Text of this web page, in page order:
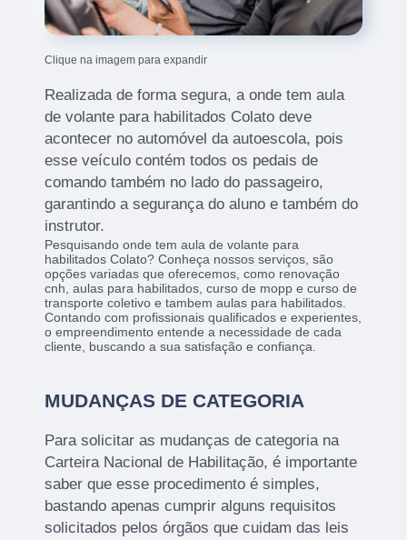
Clique na imagem para expandir
Realizada de forma segura, a onde tem aula
de volante para habilitados Colato deve
acontecer no automóvel da autoescola, pois
esse veículo contém todos os pedais de
comando também no lado do passageiro,
garantindo a segurança do aluno e também do
instrutor.
Pesquisando onde tem aula de volante para
habilitados Colato? Conheça nossos serviços, são
opções variadas que oferecemos, como renovação
cnh, aulas para habilitados, curso de mopp e curso de
transporte coletivo e tambem aulas para habilitados.
Contando com profissionais qualificados e experientes,
o empreendimento entende a necessidade de cada
cliente, buscando a sua satisfação e confiança.
MUDANÇAS DE CATEGORIA
Para solicitar as mudanças de categoria na
Carteira Nacional de Habilitação, é importante
saber que esse procedimento é simples,
bastando apenas cumprir alguns requisitos
solicitados pelos órgãos que cuidam das leis